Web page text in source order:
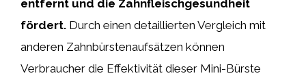
entfernt und die Zahnfleischgesundheit
fördert. Durch einen detaillierten Vergleich mit
anderen Zahnbürstenaufsätzen können
Verbraucher die Effektivität dieser Mini-Bürste